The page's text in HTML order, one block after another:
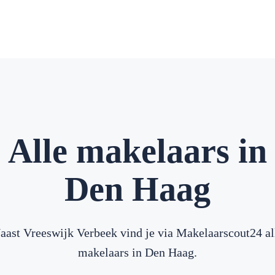
Alle makelaars in
Den Haag
Vreeswijk Verbeek vind je via Makelaarscout24
makelaars in Den Haag.